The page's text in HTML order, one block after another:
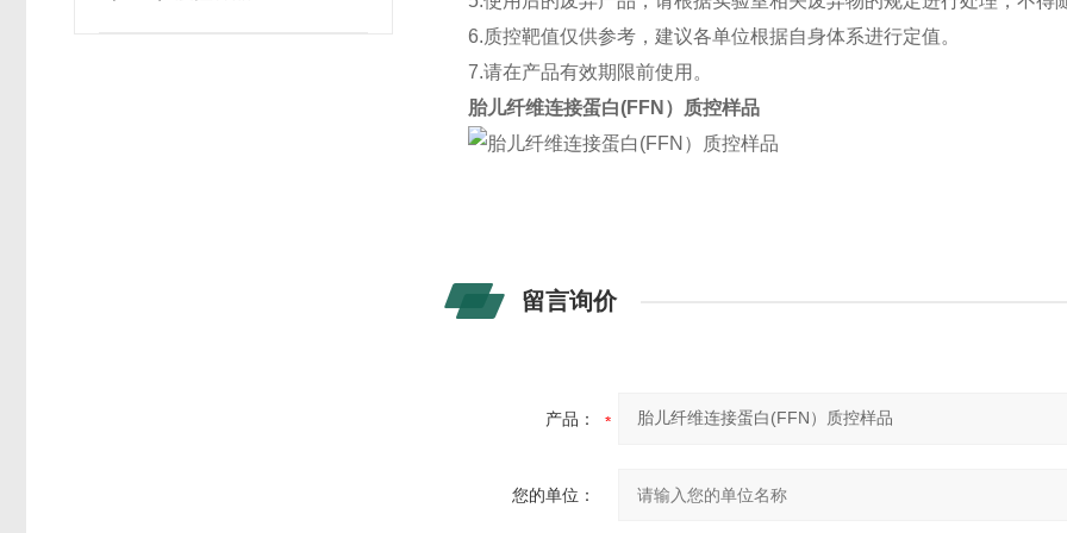
6.质控靶值仅供参考，建议各单位根据自身体系进行定值。
7.请在产品有效期限前使用。
胎儿纤维连接蛋白(FFN）质控样品
留言询价
产品：
您的单位：